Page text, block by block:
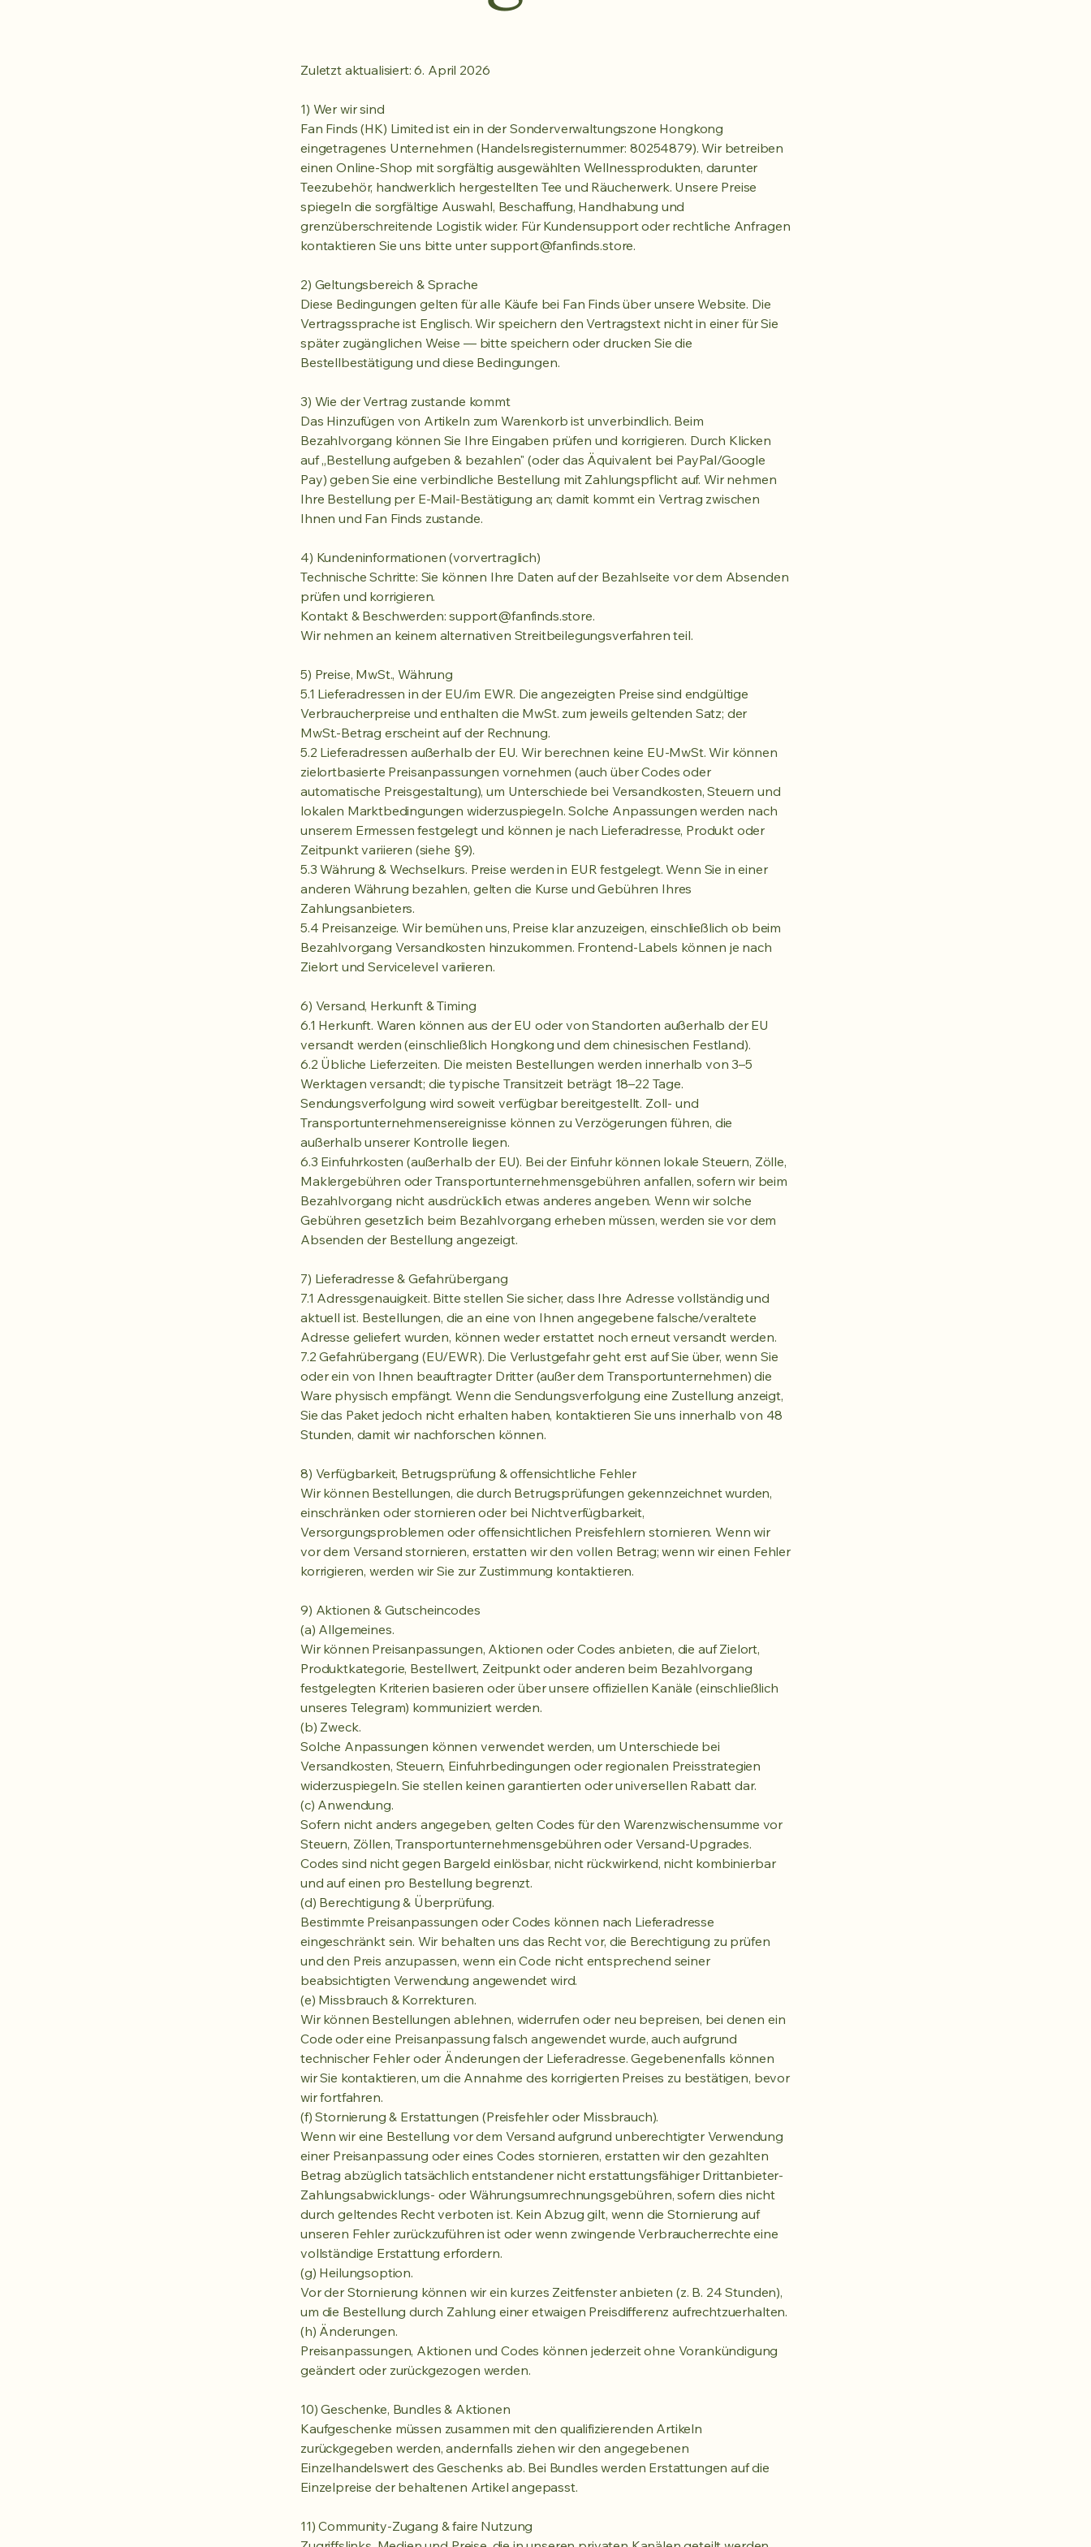
Zuletzt aktualisiert: 6. April 2026
1) Wer wir sind
Fan Finds (HK) Limited ist ein in der Sonderverwaltungszone Hongkong
eingetragenes Unternehmen (Handelsregisternummer: 80254879). Wir betreiben
einen Online-Shop mit sorgfältig ausgewählten Wellnessprodukten, darunter
Teezubehör, handwerklich hergestellten Tee und Räucherwerk. Unsere Preise
spiegeln die sorgfältige Auswahl, Beschaffung, Handhabung und
grenzüberschreitende Logistik wider. Für Kundensupport oder rechtliche Anfragen
kontaktieren Sie uns bitte unter support@fanfinds.store.
2) Geltungsbereich & Sprache
Diese Bedingungen gelten für alle Käufe bei Fan Finds über unsere Website. Die
Vertragssprache ist Englisch. Wir speichern den Vertragstext nicht in einer für Sie
später zugänglichen Weise — bitte speichern oder drucken Sie die
Bestellbestätigung und diese Bedingungen.
3) Wie der Vertrag zustande kommt
Das Hinzufügen von Artikeln zum Warenkorb ist unverbindlich. Beim
Bezahlvorgang können Sie Ihre Eingaben prüfen und korrigieren. Durch Klicken
auf „Bestellung aufgeben & bezahlen" (oder das Äquivalent bei PayPal/Google
Pay) geben Sie eine verbindliche Bestellung mit Zahlungspflicht auf. Wir nehmen
Ihre Bestellung per E-Mail-Bestätigung an; damit kommt ein Vertrag zwischen
Ihnen und Fan Finds zustande.
4) Kundeninformationen (vorvertraglich)
Technische Schritte: Sie können Ihre Daten auf der Bezahlseite vor dem Absenden
prüfen und korrigieren.
Kontakt & Beschwerden:support@fanfinds.store.
Wir nehmen an keinem alternativen Streitbeilegungsverfahren teil.
5) Preise, MwSt., Währung
5.1 Lieferadressen in der EU/im EWR. Die angezeigten Preise sind endgültige
Verbraucherpreise und enthalten die MwSt. zum jeweils geltenden Satz; der
MwSt.-Betrag erscheint auf der Rechnung.
5.2 Lieferadressen außerhalb der EU. Wir berechnen keine EU-MwSt. Wir können
zielortbasierte Preisanpassungen vornehmen (auch über Codes oder
automatische Preisgestaltung), um Unterschiede bei Versandkosten, Steuern und
lokalen Marktbedingungen widerzuspiegeln. Solche Anpassungen werden nach
unserem Ermessen festgelegt und können je nach Lieferadresse, Produkt oder
Zeitpunkt variieren (siehe §9).
5.3 Währung & Wechselkurs. Preise werden in EUR festgelegt. Wenn Sie in einer
anderen Währung bezahlen, gelten die Kurse und Gebühren Ihres
Zahlungsanbieters.
5.4 Preisanzeige. Wir bemühen uns, Preise klar anzuzeigen, einschließlich ob beim
Bezahlvorgang Versandkosten hinzukommen. Frontend-Labels können je nach
Zielort und Servicelevel variieren.
6) Versand, Herkunft & Timing
6.1 Herkunft. Waren können aus der EU oder von Standorten außerhalb der EU
versandt werden (einschließlich Hongkong und dem chinesischen Festland).
6.2 Übliche Lieferzeiten. Die meisten Bestellungen werden innerhalb von 3–5
Werktagen versandt; die typische Transitzeit beträgt 18–22 Tage.
Sendungsverfolgung wird soweit verfügbar bereitgestellt. Zoll- und
Transportunternehmensereignisse können zu Verzögerungen führen, die
außerhalb unserer Kontrolle liegen.
6.3 Einfuhrkosten (außerhalb der EU). Bei der Einfuhr können lokale Steuern, Zölle,
Maklergebühren oder Transportunternehmensgebühren anfallen, sofern wir beim
Bezahlvorgang nicht ausdrücklich etwas anderes angeben. Wenn wir solche
Gebühren gesetzlich beim Bezahlvorgang erheben müssen, werden sie vor dem
Absenden der Bestellung angezeigt.
7) Lieferadresse & Gefahrübergang
7.1 Adressgenauigkeit. Bitte stellen Sie sicher, dass Ihre Adresse vollständig und
aktuell ist. Bestellungen, die an eine von Ihnen angegebene falsche/veraltete
Adresse geliefert wurden, können weder erstattet noch erneut versandt werden.
7.2 Gefahrübergang (EU/EWR). Die Verlustgefahr geht erst auf Sie über, wenn Sie
oder ein von Ihnen beauftragter Dritter (außer dem Transportunternehmen) die
Ware physisch empfängt. Wenn die Sendungsverfolgung eine Zustellung anzeigt,
Sie das Paket jedoch nicht erhalten haben, kontaktieren Sie uns innerhalb von 48
Stunden, damit wir nachforschen können.
8) Verfügbarkeit, Betrugsprüfung & offensichtliche Fehler
Wir können Bestellungen, die durch Betrugsprüfungen gekennzeichnet wurden,
einschränken oder stornieren oder bei Nichtverfügbarkeit,
Versorgungsproblemen oder offensichtlichen Preisfehlern stornieren. Wenn wir
vor dem Versand stornieren, erstatten wir den vollen Betrag; wenn wir einen Fehler
korrigieren, werden wir Sie zur Zustimmung kontaktieren.
9) Aktionen & Gutscheincodes
(a) Allgemeines.
Wir können Preisanpassungen, Aktionen oder Codes anbieten, die auf Zielort,
Produktkategorie, Bestellwert, Zeitpunkt oder anderen beim Bezahlvorgang
festgelegten Kriterien basieren oder über unsere offiziellen Kanäle (einschließlich
unseres Telegram) kommuniziert werden.
(b) Zweck.
Solche Anpassungen können verwendet werden, um Unterschiede bei
Versandkosten, Steuern, Einfuhrbedingungen oder regionalen Preisstrategien
widerzuspiegeln. Sie stellen keinen garantierten oder universellen Rabatt dar.
(c) Anwendung.
Sofern nicht anders angegeben, gelten Codes für den Warenzwischensumme vor
Steuern, Zöllen, Transportunternehmensgebühren oder Versand-Upgrades.
Codes sind nicht gegen Bargeld einlösbar, nicht rückwirkend, nicht kombinierbar
und auf einen pro Bestellung begrenzt.
(d) Berechtigung & Überprüfung.
Bestimmte Preisanpassungen oder Codes können nach Lieferadresse
eingeschränkt sein. Wir behalten uns das Recht vor, die Berechtigung zu prüfen
und den Preis anzupassen, wenn ein Code nicht entsprechend seiner
beabsichtigten Verwendung angewendet wird.
(e) Missbrauch & Korrekturen.
Wir können Bestellungen ablehnen, widerrufen oder neu bepreisen, bei denen ein
Code oder eine Preisanpassung falsch angewendet wurde, auch aufgrund
technischer Fehler oder Änderungen der Lieferadresse. Gegebenenfalls können
wir Sie kontaktieren, um die Annahme des korrigierten Preises zu bestätigen, bevor
wir fortfahren.
(f) Stornierung & Erstattungen (Preisfehler oder Missbrauch).
Wenn wir eine Bestellung vor dem Versand aufgrund unberechtigter Verwendung
einer Preisanpassung oder eines Codes stornieren, erstatten wir den gezahlten
Betrag abzüglich tatsächlich entstandener nicht erstattungsfähiger Drittanbieter-
Zahlungsabwicklungs- oder Währungsumrechnungsgebühren, sofern dies nicht
durch geltendes Recht verboten ist. Kein Abzug gilt, wenn die Stornierung auf
unseren Fehler zurückzuführen ist oder wenn zwingende Verbraucherrechte eine
vollständige Erstattung erfordern.
(g) Heilungsoption.
Vor der Stornierung können wir ein kurzes Zeitfenster anbieten (z. B. 24 Stunden),
um die Bestellung durch Zahlung einer etwaigen Preisdifferenz aufrechtzuerhalten.
(h) Änderungen.
Preisanpassungen, Aktionen und Codes können jederzeit ohne Vorankündigung
geändert oder zurückgezogen werden.
10) Geschenke, Bundles & Aktionen
Kaufgeschenke müssen zusammen mit den qualifizierenden Artikeln
zurückgegeben werden, andernfalls ziehen wir den angegebenen
Einzelhandelswert des Geschenks ab. Bei Bundles werden Erstattungen auf die
Einzelpreise der behaltenen Artikel angepasst.
11) Community-Zugang & faire Nutzung